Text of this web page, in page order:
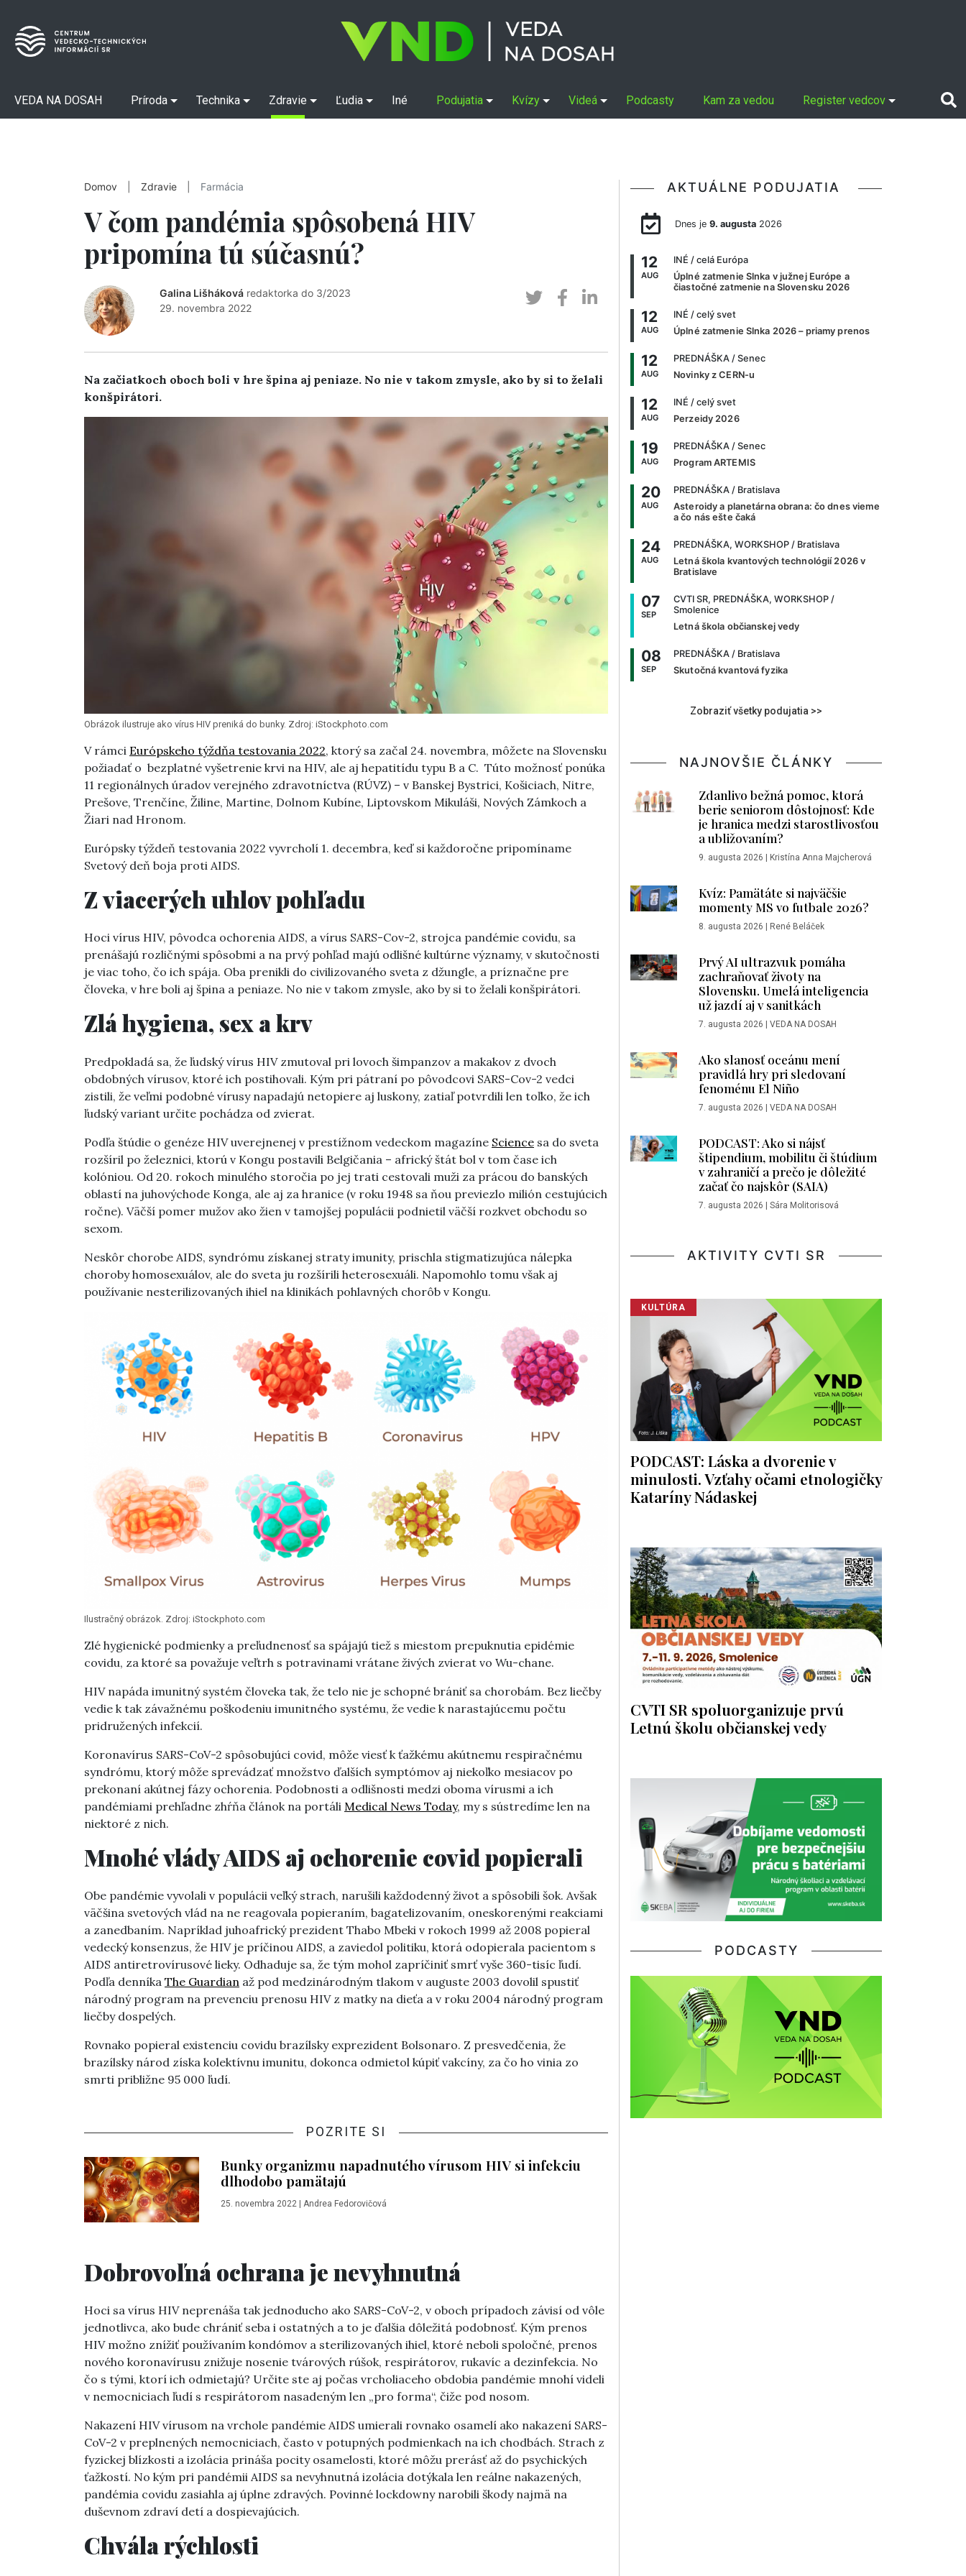
VEDA NA DOSAH Príroda Technika Zdravie Ľudia Iné Podujatia Kvízy Videá Podcasty Kam za vedou Register vedcov
Domov Zdravie Farmácia
V čom pandémia spôsobená HIV
pripomína tú súčasnú?
Galina Lišháková redaktorka do 3/2023
29. novembra 2022
Na začiatkoch oboch boli v hre špina aj peniaze. No nie v takom zmysle, ako by si to želali
konšpirátori.
Obrázok ilustruje ako vírus HIV preniká do bunky. Zdroj: iStockphoto.com
V rámci Európskeho týždňa testovania 2022, ktorý sa začal 24. novembra, môžete na Slovensku
požiadať o bezplatné vyšetrenie krvi na HIV, ale aj hepatitídu typu B a C. Túto možnosť ponúka
11 regionálnych úradov verejného zdravotníctva (RÚVZ) – v Banskej Bystrici, Košiciach, Nitre,
Prešove, Trenčíne, Žiline, Martine, Dolnom Kubíne, Liptovskom Mikuláši, Nových Zámkoch a
Žiari nad Hronom.
Európsky týždeň testovania 2022 vyvrcholí 1. decembra, keď si každoročne pripomíname
Svetový deň boja proti AIDS.
Z viacerých uhlov pohľadu
Hoci vírus HIV, pôvodca ochorenia AIDS, a vírus SARS-Cov-2, strojca pandémie covidu, sa
prenášajú rozličnými spôsobmi a na prvý pohľad majú odlišné kultúrne významy, v skutočnosti
je viac toho, čo ich spája. Oba prenikli do civilizovaného sveta z džungle, a príznačne pre
človeka, v hre boli aj špina a peniaze. No nie v takom zmysle, ako by si to želali konšpirátori.
Zlá hygiena, sex a krv
Predpokladá sa, že ľudský vírus HIV zmutoval pri lovoch šimpanzov a makakov z dvoch
obdobných vírusov, ktoré ich postihovali. Kým pri pátraní po pôvodcovi SARS-Cov-2 vedci
zistili, že veľmi podobné vírusy napadajú netopiere aj luskony, zatiaľ potvrdili len toľko, že ich
ľudský variant určite pochádza od zvierat.
Podľa štúdie o genéze HIV uverejnenej v prestížnom vedeckom magazíne Science sa do sveta
rozšíril po železnici, ktorú v Kongu postavili Belgičania – africký štát bol v tom čase ich
kolóniou. Od 20. rokoch minulého storočia po jej trati cestovali muži za prácou do banských
oblastí na juhovýchode Konga, ale aj za hranice (v roku 1948 sa ňou previezlo milión cestujúcich
ročne). Väčší pomer mužov ako žien v tamojšej populácii podnietil väčší rozkvet obchodu so
sexom.
Neskôr chorobe AIDS, syndrómu získanej straty imunity, prischla stigmatizujúca nálepka
choroby homosexuálov, ale do sveta ju rozšírili heterosexuáli. Napomohlo tomu však aj
používanie nesterilizovaných ihiel na klinikách pohlavných chorôb v Kongu.
Ilustračný obrázok. Zdroj: iStockphoto.com
Zlé hygienické podmienky a preľudnenosť sa spájajú tiež s miestom prepuknutia epidémie
covidu, za ktoré sa považuje veľtrh s potravinami vrátane živých zvierat vo Wu-chane.
HIV napáda imunitný systém človeka tak, že telo nie je schopné brániť sa chorobám. Bez liečby
vedie k tak závažnému poškodeniu imunitného systému, že vedie k narastajúcemu počtu
pridružených infekcií.
Koronavírus SARS-CoV-2 spôsobujúci covid, môže viesť k ťažkému akútnemu respiračnému
syndrómu, ktorý môže sprevádzať množstvo ďalších symptómov aj niekoľko mesiacov po
prekonaní akútnej fázy ochorenia. Podobnosti a odlišnosti medzi oboma vírusmi a ich
pandémiami prehľadne zhŕňa článok na portáli Medical News Today, my s sústredíme len na
niektoré z nich.
Mnohé vlády AIDS aj ochorenie covid popierali
Obe pandémie vyvolali v populácii veľký strach, narušili každodenný život a spôsobili šok. Avšak
väčšina svetových vlád na ne reagovala popieraním, bagatelizovaním, oneskorenými reakciami
a zanedbaním. Napríklad juhoafrický prezident Thabo Mbeki v rokoch 1999 až 2008 popieral
vedecký konsenzus, že HIV je príčinou AIDS, a zaviedol politiku, ktorá odopierala pacientom s
AIDS antiretrovírusové lieky. Odhaduje sa, že tým mohol zapríčiniť smrť vyše 360-tisíc ľudí.
Podľa denníka The Guardian až pod medzinárodným tlakom v auguste 2003 dovolil spustiť
národný program na prevenciu prenosu HIV z matky na dieťa a v roku 2004 národný program
liečby dospelých.
Rovnako popieral existenciu covidu brazílsky exprezident Bolsonaro. Z presvedčenia, že
brazílsky národ získa kolektívnu imunitu, dokonca odmietol kúpiť vakcíny, za čo ho vinia zo
smrti približne 95 000 ľudí.
POZRITE SI
Bunky organizmu napadnutého vírusom HIV si infekciu
dlhodobo pamätajú
25. novembra 2022| Andrea Fedorovičová
Dobrovoľná ochrana je nevyhnutná
Hoci sa vírus HIV neprenáša tak jednoducho ako SARS-CoV-2, v oboch prípadoch závisí od vôle
jednotlivca, ako bude chrániť seba i ostatných a to je ďalšia dôležitá podobnosť. Kým prenos
HIV možno znížiť používaním kondómov a sterilizovaných ihiel, ktoré neboli spoločné, prenos
nového koronavírusu znižuje nosenie tvárových rúšok, respirátorov, rukavíc a dezinfekcia. No
čo s tými, ktorí ich odmietajú? Určite ste aj počas vrcholiaceho obdobia pandémie mnohí videli
v nemocniciach ľudí s respirátorom nasadeným len „pro forma“, čiže pod nosom.
Nakazení HIV vírusom na vrchole pandémie AIDS umierali rovnako osamelí ako nakazení SARS-
CoV-2 v preplnených nemocniciach, často v potupných podmienkach na ich chodbách. Strach z
fyzickej blízkosti a izolácia prináša pocity osamelosti, ktoré môžu prerásť až do psychických
ťažkostí. No kým pri pandémii AIDS sa nevyhnutná izolácia dotýkala len reálne nakazených,
pandémia covidu zasiahla aj úplne zdravých. Povinné lockdowny narobili škody najmä na
duševnom zdraví detí a dospievajúcich.
Chvála rýchlosti
AKTUÁLNE PODUJATIA
Dnes je 9. augusta2026
12
AUG
INÉ / celá Európa
Úplné zatmenie Slnka v južnej Európe a
čiastočné zatmenie na Slovensku 2026
12
AUG
INÉ / celý svet
Úplné zatmenie Slnka 2026 – priamy prenos
12
AUG
PREDNÁŠKA / Senec
Novinky z CERN-u
12
AUG
INÉ / celý svet
Perzeidy 2026
19
AUG
PREDNÁŠKA / Senec
Program ARTEMIS
20
AUG
PREDNÁŠKA / Bratislava
Asteroidy a planetárna obrana: čo dnes vieme
a čo nás ešte čaká
24
AUG
PREDNÁŠKA, WORKSHOP / Bratislava
Letná škola kvantových technológií 2026 v
Bratislave
07
SEP
CVTI SR, PREDNÁŠKA, WORKSHOP /
Smolenice
Letná škola občianskej vedy
08
SEP
PREDNÁŠKA / Bratislava
Skutočná kvantová fyzika
Zobraziť všetky podujatia >>
NAJNOVŠIE ČLÁNKY
Zdanlivo bežná pomoc, ktorá
berie seniorom dôstojnosť: Kde
je hranica medzi starostlivosťou
a ubližovaním?
9. augusta 2026 | Kristína Anna Majcherová
Kvíz: Pamätáte si najväčšie
momenty MS vo futbale 2026?
8. augusta 2026 | René Beláček
Prvý AI ultrazvuk pomáha
zachraňovať životy na
Slovensku. Umelá inteligencia
už jazdí aj v sanitkách
7. augusta 2026 | VEDA NA DOSAH
Ako slanosť oceánu mení
pravidlá hry pri sledovaní
fenoménu El Niño
7. augusta 2026 | VEDA NA DOSAH
PODCAST: Ako si nájsť
štipendium, mobilitu či štúdium
v zahraničí a prečo je dôležité
začať čo najskôr (SAIA)
7. augusta 2026 | Sára Molitorisová
AKTIVITY CVTI SR
KULTÚRA
PODCAST: Láska a dvorenie v
minulosti. Vzťahy očami etnologičky
Kataríny Nádaskej
CVTI SR spoluorganizuje prvú
Letnú školu občianskej vedy
PODCASTY